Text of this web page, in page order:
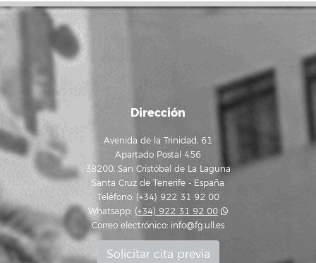
Dirección
Avenida de la Trinidad, 61
Apartado Postal 456
38200, San Cristóbal de La Laguna
Santa Cruz de Tenerife - España
Teléfono: (+34) 922 31 92 00
Whatsapp: (+34) 922 31 92 00
Correo electrónico: info@fg.ull.es
Solicitar cita previa